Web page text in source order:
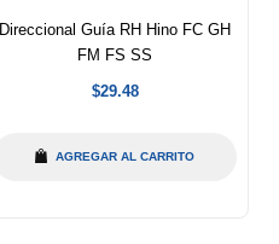
Direccional Guía RH Hino FC GH
FM FS SS
Precio
$29.48
AGREGAR AL CARRITO